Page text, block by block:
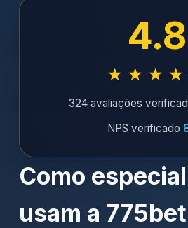
4.8
324 avaliações
NPS verificado
Como
usam a 775bet